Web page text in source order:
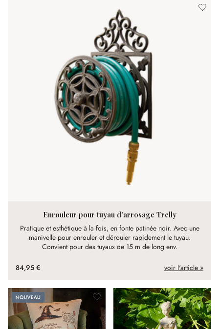
Enrouleur pour tuyau d'arrosage Trelly
Pratique et esthétique à la fois, en fonte patinée noir. Avec une
manivelle pour enrouler et dérouler rapidement le tuyau.
Convient pour des tuyaux de 15 m de long env.
84,95 € voir l'article »
Nouveau